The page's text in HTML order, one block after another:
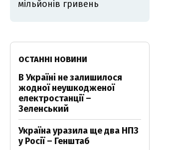
мільйонів гривень
ОСТАННІ НОВИНИ
В Україні не залишилося
жодної неушкодженої
електростанції –
Зеленський
Україна уразила ще два НПЗ
у Росії – Генштаб